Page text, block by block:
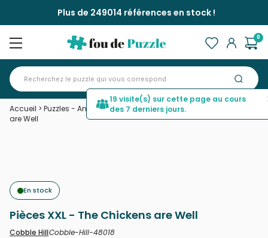
Plus de 249014 références en stock !
0
Accueil > Puzzles - Animaux de la ferme>Pièces XXL - The Chickens
are Well
En stock
Pièces XXL - The Chickens are Well
Cobble HillCobble-Hill-48018
19 visite(s) sur cette page au cours
des 7 derniers jours.